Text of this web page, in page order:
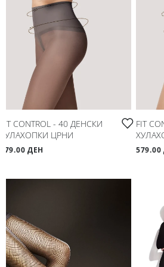
Спорт
Аксесоари
Папучи и чизми за дома
Мое корисничко име/лозинка/
Следете не
FIT CONTROL - 40 ДЕНСКИ
ХУЛАХОПКИ ЦРНИ
579.00 ДЕН
FIT
579.00